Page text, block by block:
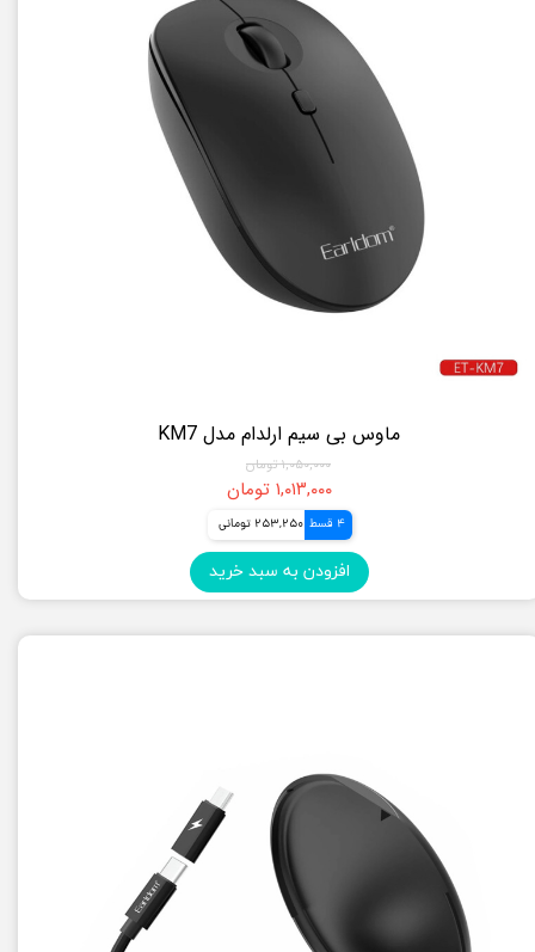
ماوس بی سیم ارلدام مدل KM7
۱,۰۵۰,۰۰۰ تومان
۱,۰۱۳,۰۰۰ تومان
4 قسط 253,250 تومانی
افزودن به سبد خرید